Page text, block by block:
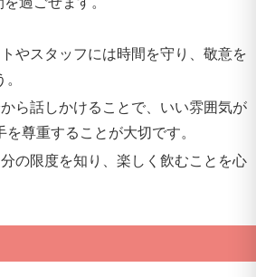
やスタッフには時間を守り、敬意を
ら話しかけることで、いい雰囲気が
尊重することが大切です。
分の限度を知り、楽しく飲むことを心